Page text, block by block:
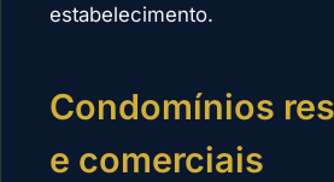
estabelecimento.
Condomínios
e comerciais